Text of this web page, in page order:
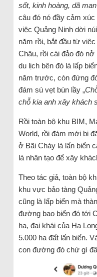
sốt, kinh hoàng, dã man
câu đó nó đầy cảm
việc Quảng Ninh dời
năm rồi, bắt đầu từ
Châu, rồi cái đảo đó
du lịch bên đó là lấp
năm trước, còn đứng
đám sú vẹt bùn lầy „
chỗ kia anh xây khách
Rồi toàn bộ khu BIM,
World, rồi đám mới bị
ở Bãi Cháy là lấn biển
là nhân tạo để xây
Theo tác giả, toàn bộ
khu vực bảo tàng
cũng là lấp biển mà
đường bao biển đó tới
ha, đại khái của Hạ
5.000 ha đất lấn biển.
con đường đó chứ gì